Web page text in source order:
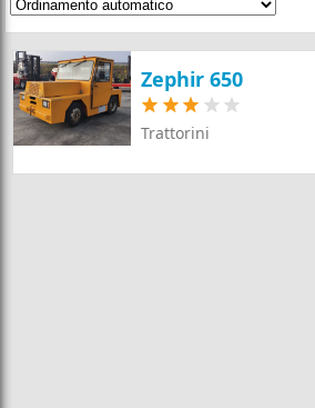
Zephir 650
Trattorini